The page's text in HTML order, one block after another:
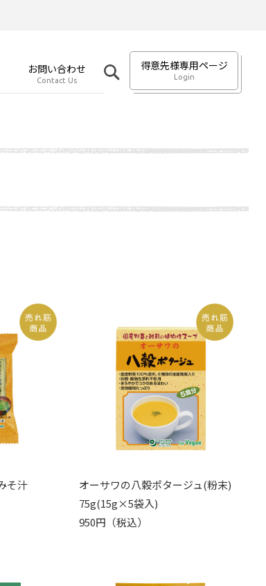
お問い合わせ
Contact Us
得意先様専用ページ
Login
そ汁
オーサワの八穀ポタージュ(粉末)
75g(15g×5袋入)
950円（税込）